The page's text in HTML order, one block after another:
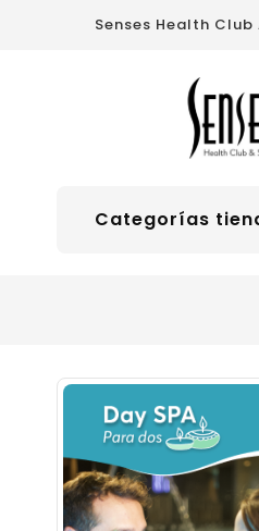
Senses Health
Categorías